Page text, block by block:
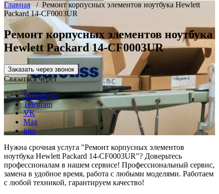
Главная/ Ремонт корпусных элементов ноутбука Hewlett
Packard 14-CF0003UR
Ремонт корпусных элементов ноутбука
Hewlett Packard 14-CF0003UR
Заказать через звонок
Связаться через
WhatsApp
Telegram
VK
Max
imo
Нужна срочная услуга "Ремонт корпусных элементов
ноутбука Hewlett Packard 14-CF0003UR"? Доверьтесь
профессионалам в нашем сервисе! Профессиональный сервис,
замена в удобное время, работа с любыми моделями. Работаем
с любой техникой, гарантируем качество!